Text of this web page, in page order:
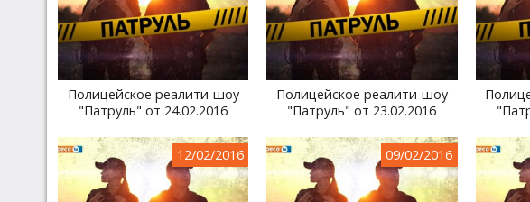
Полицейское реалити-шоу
"Патруль" от 24.02.2016
Полицейское реалити-шоу
"Патруль" от 23.02.2016
12/02/2016 09/02/2016